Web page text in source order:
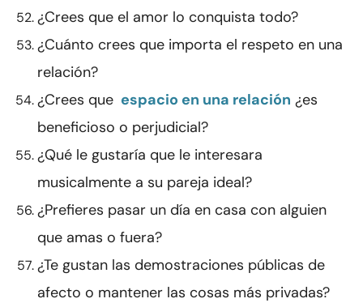
¿Crees que el amor lo conquista todo?
¿Cuánto crees que importa el respeto en una
relación?
¿Crees que espacio en una relación ¿es
beneficioso o perjudicial?
¿Qué le gustaría que le interesara
musicalmente a su pareja ideal?
¿Prefieres pasar un día en casa con alguien
que amas o fuera?
¿Te gustan las demostraciones públicas de
afecto o mantener las cosas más privadas?